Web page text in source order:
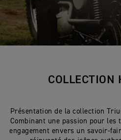
COLLECTION
Présentation de la collection
Combinant une passion pour
engagement envers un savoir-